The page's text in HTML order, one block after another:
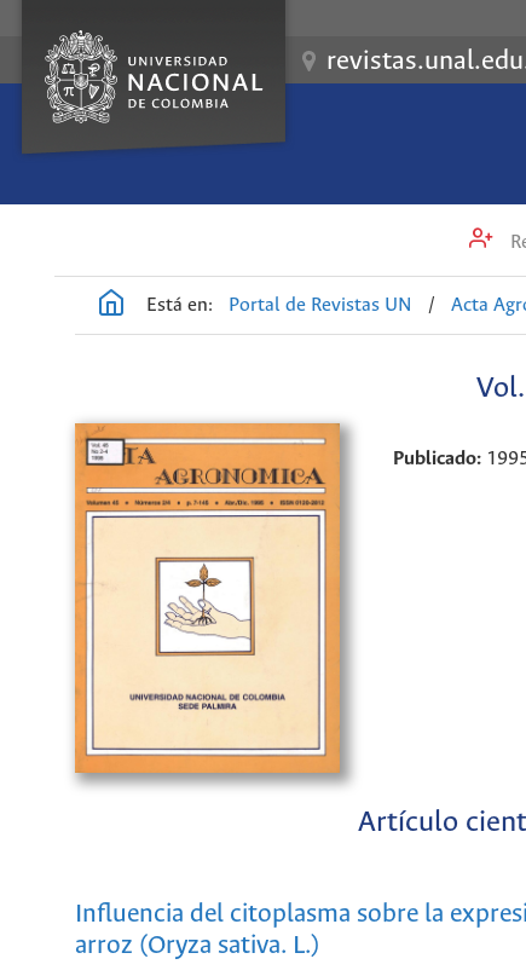
Está en: Portal de Revistas UN / Acta
Publicado:
Artículo
Influencia del citoplasma sobre la
arroz (Oryza sativa. L.)